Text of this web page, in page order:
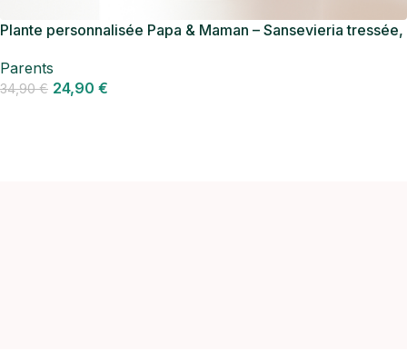
Plante personnalisée Papa & Maman – Sansevieria tressée,
Parents
34,90€ 24,90 €